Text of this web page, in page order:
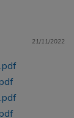
21/11/2022